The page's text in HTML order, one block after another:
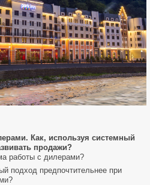
Как, используя системный
продажи?
работы с дилерами?
подход предпочтительнее при